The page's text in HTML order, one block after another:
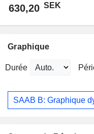
630,20 SEK
Graphique
Durée
SAAB B: Graphique